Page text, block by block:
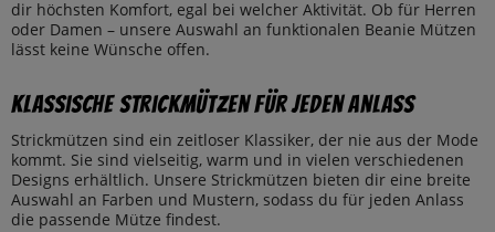
dir höchsten Komfort, egal bei welcher Aktivität. Ob für Herren
oder Damen – unsere Auswahl an funktionalen Beanie Mützen
lässt keine Wünsche offen.
Klassische Strickmützen für jeden Anlass
Strickmützen sind ein zeitloser Klassiker, der nie aus der Mode
kommt. Sie sind vielseitig, warm und in vielen verschiedenen
Designs erhältlich. Unsere Strickmützen bieten dir eine breite
Auswahl an Farben und Mustern, sodass du für jeden Anlass
die passende Mütze findest.